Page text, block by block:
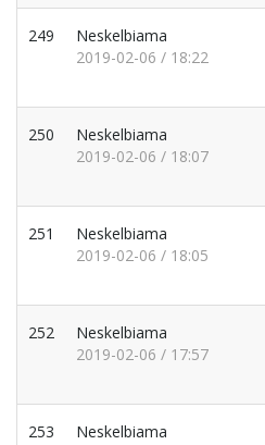
249
Neskelbiama
2019-02-06 / 18:22
250
Neskelbiama
2019-02-06 / 18:07
251
Neskelbiama
2019-02-06 / 18:05
252
Neskelbiama
2019-02-06 / 17:57
253
Neskelbiama